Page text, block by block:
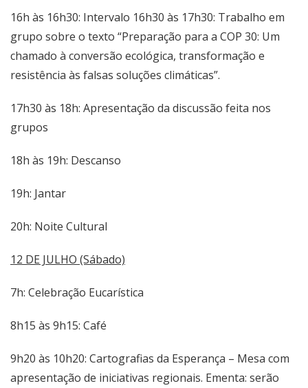
16h às 16h30: Intervalo 16h30 às 17h30: Trabalho em
grupo sobre o texto “Preparação para a COP 30: Um
chamado à conversão ecológica, transformação e
resistência às falsas soluções climáticas”.
17h30 às 18h: Apresentação da discussão feita nos
grupos
18h às 19h: Descanso
19h: Jantar
20h: Noite Cultural
12 DE JULHO (Sábado)
7h: Celebração Eucarística
8h15 às 9h15: Café
9h20 às 10h20: Cartografias da Esperança – Mesa com
apresentação de iniciativas regionais. Ementa: serão